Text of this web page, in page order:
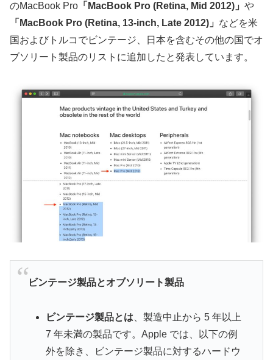
のMacBook Pro 「MacBook Pro (Retina, Mid 2012)」 や
「MacBook Pro (Retina, 13-inch, Late 2012)」 などを米
国およびトルコでビンテージ、日本を含むその他の国でオ
ブソリート製品のリストに追加したと発表しています。
ビンテージ製品とオブソリート製品
ビンテージ製品とは 、製造中止から 5 年以上
7 年未満の製品です。Apple では、以下の例
外を除き、ビンテージ製品に対するハードウ